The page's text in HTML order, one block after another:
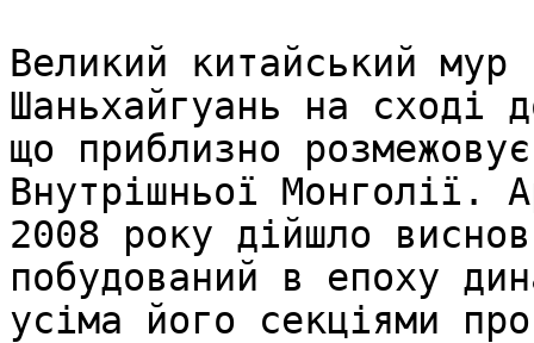
Великий китайський мур
Шаньхайгуань на сході
що приблизно
Внутрішньої Монголії.
2008 року дійшло
побудований в епоху
усіма його секціями